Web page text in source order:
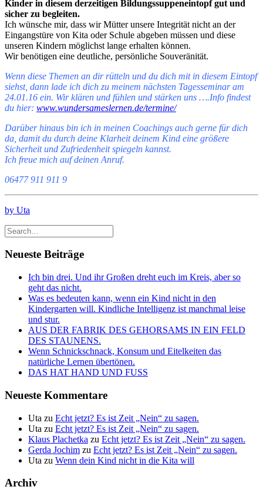
Kinder in diesem derzeitigen Bildungssuppeneintopf gut und
sicher zu begleiten.
Ich wünsche mir, dass wir Mütter unsere Integrität nicht an der
Eingangstüre von Kita oder Schule abgeben müssen und diese
unseren Kindern möglichst lange erhalten können.
Wir benötigen eine deutliche, persönliche Souveränität.
Wenn diese Themen an dir rütteln und du dich mit in diesem Eintopf
siehst, dann lade ich dich zu meinem nächsten Tagesseminar am
24.01.16 ein. Wir klären und fühlen und stärken uns ….Info findest
du hier: www.wundersameslernen.de/termine/
Darüber hinaus bin ich in meinen Coachings auch gerne für dich
da, damit du durch deine Klarheit deinem Kind eine größere
Sicherheit und Zufriedenheit spiegeln kannst.
Ich freue mich auf deinen Anruf.
06477 911 911 9
by Uta
Neueste Beiträge
Ich bin drei. Und ihr Großen dreht euch im Kreis, aber so
geht das nicht.
Was es bedeuten kann, wenn ein Kind nicht in den
Kindergarten will. Kindliche Intelligenz ist manchmal leise
und stur.
AUS DER FABRIK DES GEHORSAMS IN EIN FELD
DES STAUNENS.
Wenn Schnickschnack, Konsum und Eitelkeiten das
natürliche Lernen übertönen.
DAS HAT HAND UND FUSS
Neueste Kommentare
Uta zu Echt jetzt? Es ist Zeit „Nein“ zu sagen.
Uta zu Echt jetzt? Es ist Zeit „Nein“ zu sagen.
Klaus Plachetka zu Echt jetzt? Es ist Zeit „Nein“ zu sagen.
Gerda Jochim zu Echt jetzt? Es ist Zeit „Nein“ zu sagen.
Uta zu Wenn dein Kind nicht in die Kita will
Archiv